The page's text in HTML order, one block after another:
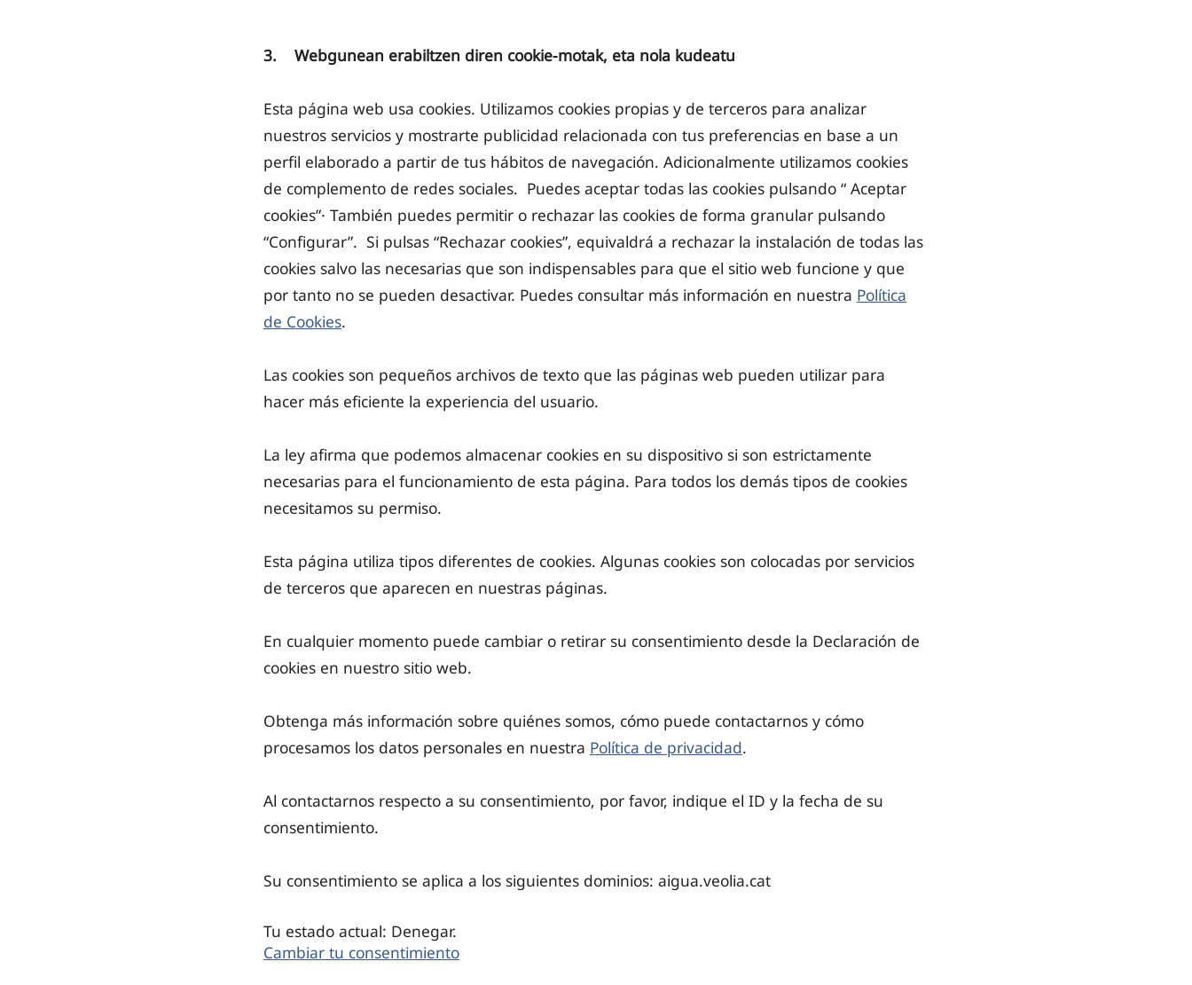
3. Webgunean erabiltzen diren cookie-motak, eta nola kudeatu
Esta página web usa cookies. Utilizamos cookies propias y de terceros para analizar
nuestros servicios y mostrarte publicidad relacionada con tus preferencias en base a un
perfil elaborado a partir de tus hábitos de navegación. Adicionalmente utilizamos cookies
de complemento de redes sociales. Puedes aceptar todas las cookies pulsando “ Aceptar
cookies”· También puedes permitir o rechazar las cookies de forma granular pulsando
“Configurar”. Si pulsas “Rechazar cookies”, equivaldrá a rechazar la instalación de todas las
cookies salvo las necesarias que son indispensables para que el sitio web funcione y que
por tanto no se pueden desactivar. Puedes consultar más información en nuestra Política
de Cookies.
Las cookies son pequeños archivos de texto que las páginas web pueden utilizar para
hacer más eficiente la experiencia del usuario.
La ley afirma que podemos almacenar cookies en su dispositivo si son estrictamente
necesarias para el funcionamiento de esta página. Para todos los demás tipos de cookies
necesitamos su permiso.
Esta página utiliza tipos diferentes de cookies. Algunas cookies son colocadas por servicios
de terceros que aparecen en nuestras páginas.
En cualquier momento puede cambiar o retirar su consentimiento desde la Declaración de
cookies en nuestro sitio web.
Obtenga más información sobre quiénes somos, cómo puede contactarnos y cómo
procesamos los datos personales en nuestra Política de privacidad.
Al contactarnos respecto a su consentimiento, por favor, indique el ID y la fecha de su
consentimiento.
Su consentimiento se aplica a los siguientes dominios: aigua.veolia.cat
Tu estado actual: Denegar.
Cambiar tu consentimiento